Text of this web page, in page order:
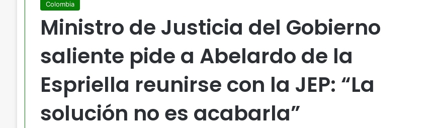
Colombia
Ministro de Justicia del Gobierno
saliente pide a Abelardo de la
Espriella reunirse con la JEP: “La
solución no es acabarla”